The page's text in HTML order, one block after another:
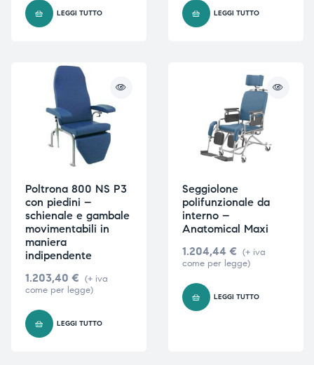
LEGGI TUTTO LEGGI TUTTO
Poltrona 800 NS P3
con piedini –
schienale e gambale
movimentabili in
maniera
indipendente
1.203,40 € (+ iva
come per legge)
LEGGI TUTTO
Seggiolone
polifunzionale da
interno –
Anatomical Maxi
1.204,44 € (+ iva
come per legge)
LEGGI TUTTO